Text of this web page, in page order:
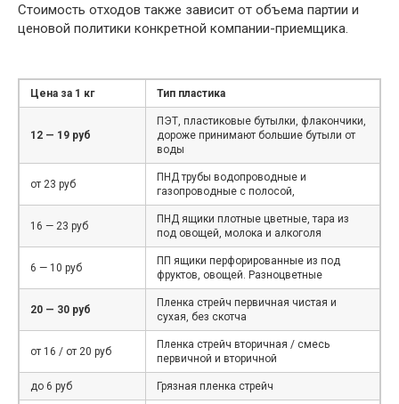
Стоимость отходов также зависит от объема партии и
ценовой политики конкретной компании-приемщика.
Цена за 1 кг Тип пластика
12 — 19 руб
ПЭТ, пластиковые бутылки, флакончики,
дороже принимают большие бутыли от
воды
от 23 руб
ПНД трубы водопроводные и
газопроводные с полосой,
16 — 23 руб
ПНД ящики плотные цветные, тара из
под овощей, молока и алкоголя
6 — 10 руб
ПП ящики перфорированные из под
фруктов, овощей. Разноцветные
20 — 30 руб
Пленка стрейч первичная чистая и
сухая, без скотча
от 16 / от 20 руб
Пленка стрейч вторичная / смесь
первичной и вторичной
до 6 руб Грязная пленка стрейч